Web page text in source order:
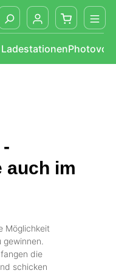
auch im
Möglichkeit
gewinnen.
die
schicken